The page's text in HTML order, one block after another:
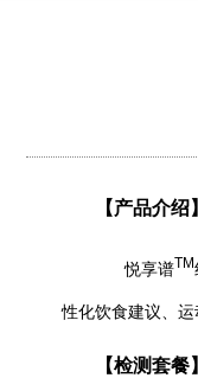
【产品介绍】
悦享谱TM
性化饮食建议、
【检测套餐】